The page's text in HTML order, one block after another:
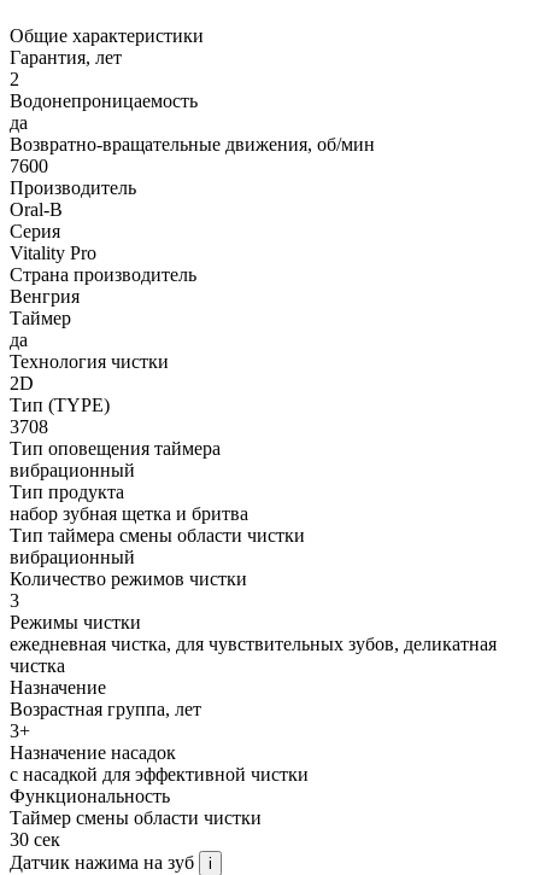
Общие характеристики
Гарантия, лет
2
Водонепроницаемость
да
Возвратно-вращательные движения, об/мин
7600
Производитель
Oral-B
Серия
Vitality Pro
Страна производитель
Венгрия
Таймер
да
Технология чистки
2D
Тип (TYPE)
3708
Тип оповещения таймера
вибрационный
Тип продукта
набор зубная щетка и бритва
Тип таймера смены области чистки
вибрационный
Количество режимов чистки
3
Режимы чистки
ежедневная чистка, для чувствительных зубов, деликатная
чистка
Назначение
Возрастная группа, лет
3+
Назначение насадок
с насадкой для эффективной чистки
Функциональность
Таймер смены области чистки
30 сек
Датчик нажима на зуб
i